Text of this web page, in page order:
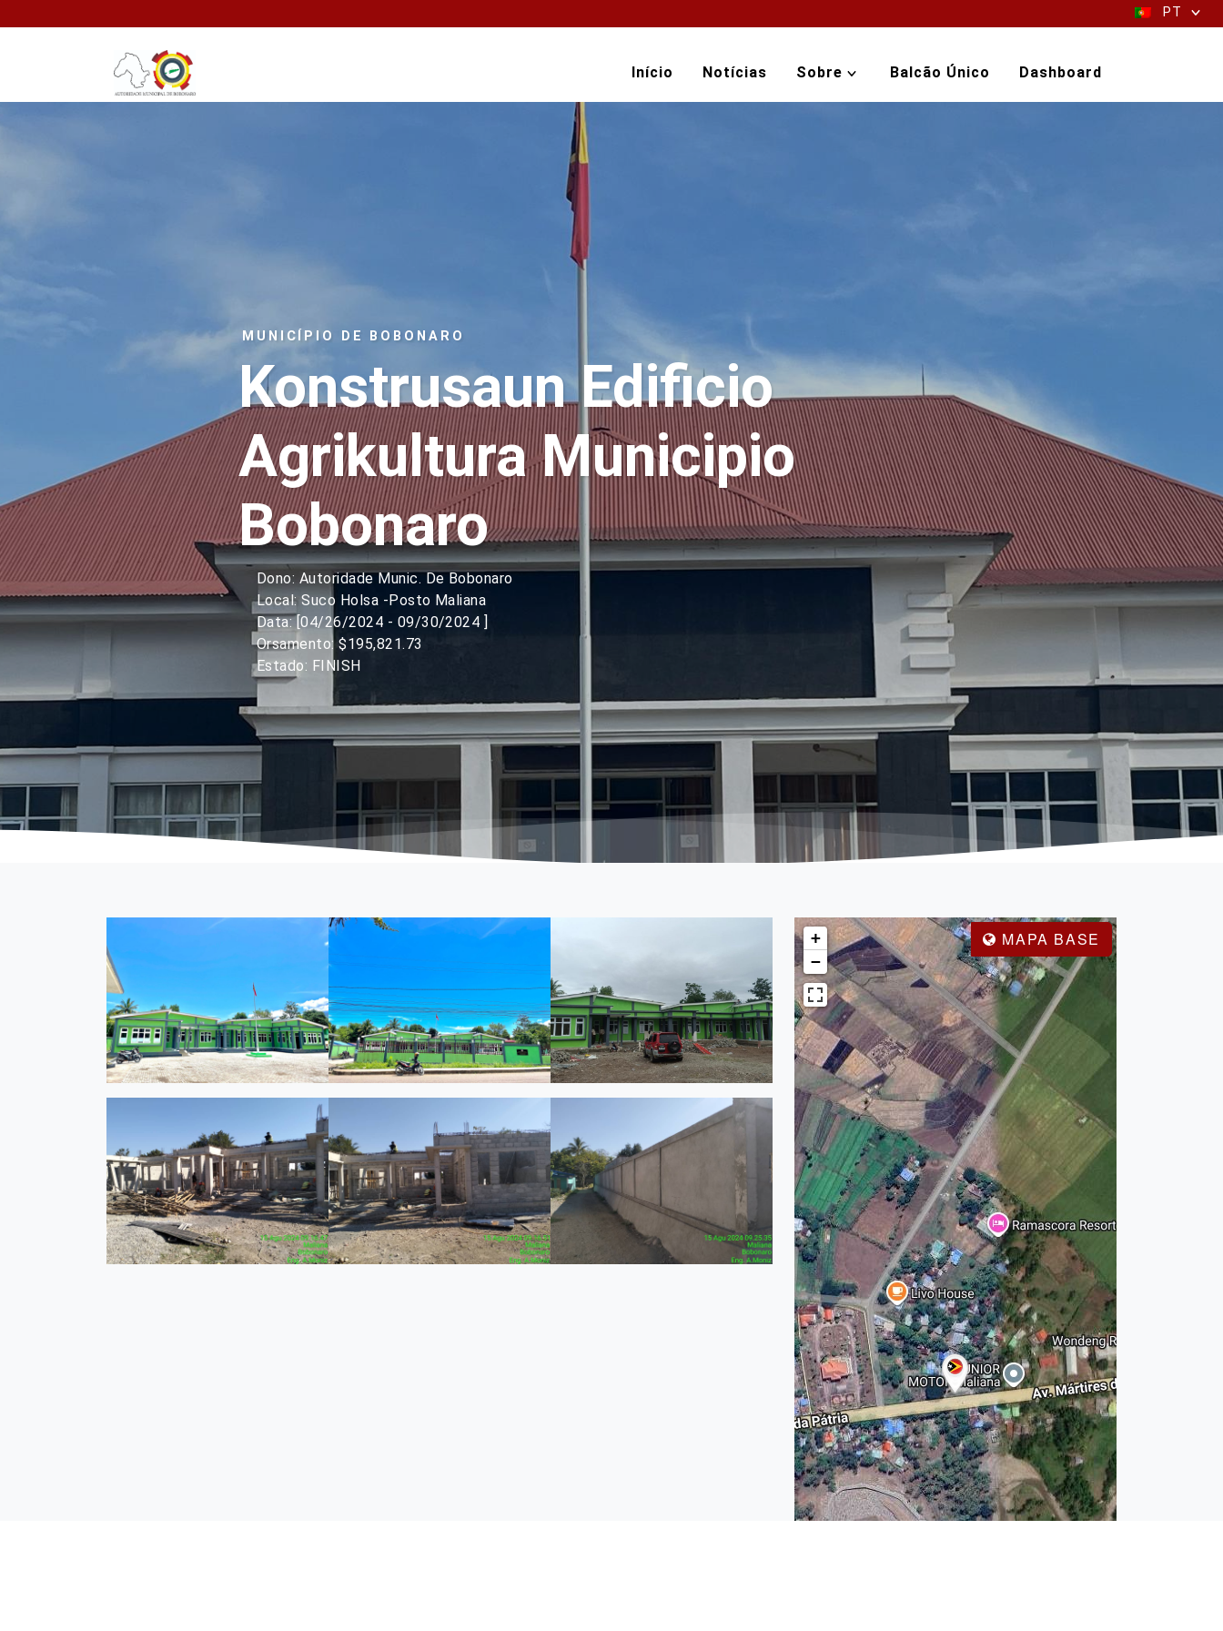
PT
Início Notícias Sobre Balcão Único Dashboard
MUNICÍPIO DE BOBONARO
Konstrusaun Edificio
Agrikultura Municipio
Bobonaro
Dono: Autoridade Munic. De Bobonaro
Local: Suco Holsa -Posto Maliana
Data: [04/26/2024 - 09/30/2024 ]
Orsamento: $195,821.73
Estado: FINISH
MAPA BASE
+
−